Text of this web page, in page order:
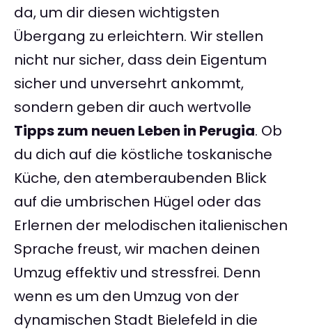
da, um dir diesen wichtigsten
Übergang zu erleichtern. Wir stellen
nicht nur sicher, dass dein Eigentum
sicher und unversehrt ankommt,
sondern geben dir auch wertvolle
Tipps zum neuen Leben in Perugia. Ob
du dich auf die köstliche toskanische
Küche, den atemberaubenden Blick
auf die umbrischen Hügel oder das
Erlernen der melodischen italienischen
Sprache freust, wir machen deinen
Umzug effektiv und stressfrei. Denn
wenn es um den Umzug von der
dynamischen Stadt Bielefeld in die